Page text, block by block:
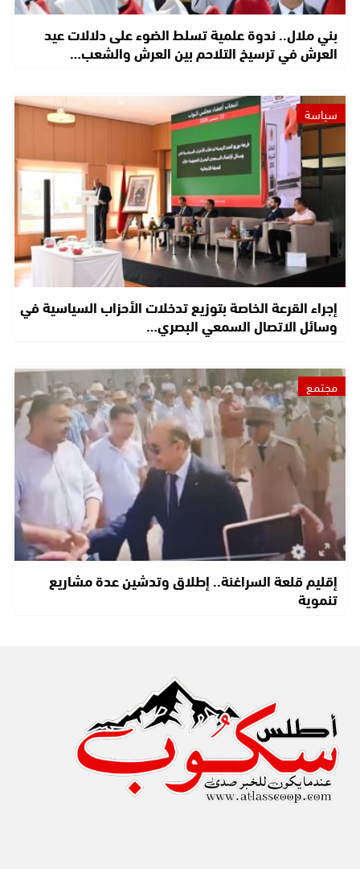
بني ملال.. ندوة علمية تسلط الضوء على دلالات عيد
العرش في ترسيخ التلاحم بين العرش والشعب…
سياسة
إجراء القرعة الخاصة بتوزيع تدخلات الأحزاب السياسية في
وسائل الاتصال السمعي البصري…
مجتمع
إقليم قلعة السراغنة.. إطلاق وتدشين عدة مشاريع
تنموية